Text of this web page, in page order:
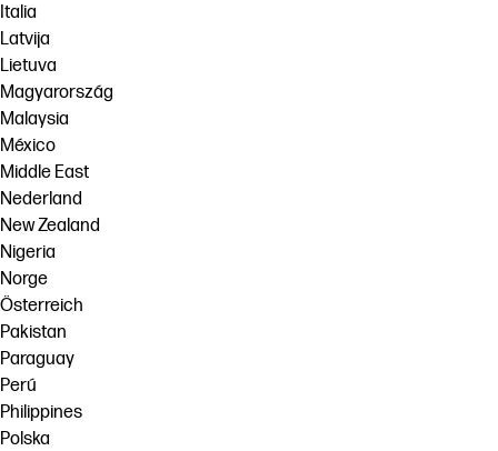
Italia
Latvija
Lietuva
Magyarország
Malaysia
México
Middle East
Nederland
New Zealand
Nigeria
Norge
Österreich
Pakistan
Paraguay
Perú
Philippines
Polska